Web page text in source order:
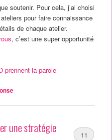
soutenir. Pour cela, j’ai choisi
pour faire connaissance
de chaque atelier.
, c’est une super opportunité
prennent la parole
une stratégie
11